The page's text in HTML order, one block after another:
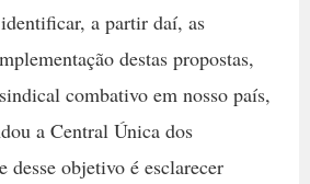
a partir daí, as
destas propostas,
combativo em nosso país,
a Central Única dos
desse objetivo é esclarecer